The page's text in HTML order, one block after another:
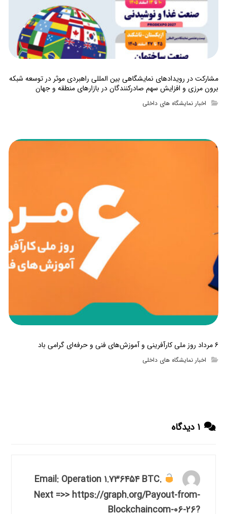
مشارکت در رویدادهای نمایشگاهی بین المللی راهبردی موثر در توسعه شبکه
برون مرزی و افزایش سهم صادرکنندگان در بازارهای منطقه و جهان
اخبار نمایشگاه های داخلی
۶ مرداد روز ملی کارآفرینی و آموزش‌های فنی و حرفه‌ای گرامی باد
اخبار نمایشگاه های داخلی
۱ دیدگاه
Email: Operation ۱.۷۳۶۴۵۴ BTC.
Next =>> https://graph.org/Payout-from-
Blockchaincom-۰۶-۲۶?